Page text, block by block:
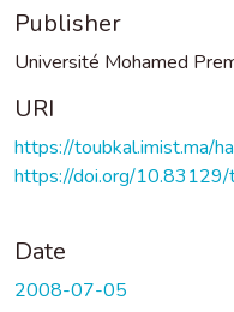
Publisher
Université Mohamed
URI
https://toubkal.imist.ma/
https://doi.org/
Date
2008-07-05